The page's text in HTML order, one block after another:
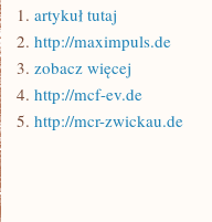
1. artykuł tutaj
2. http://maximpuls.de
3. zobacz więcej
4. http://mcf-ev.de
5. http://mcr-zwickau.de